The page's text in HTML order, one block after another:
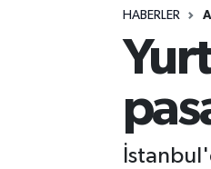
HABERLER
Kültür - Sanat
Lider Haber TV Canlı